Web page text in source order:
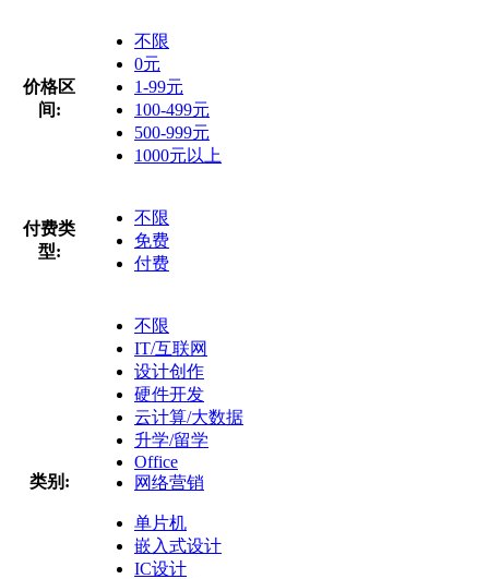
价格区
间:
不限
0元
1-99元
100-499元
500-999元
1000元以上
付费类
型:
不限
免费
付费
类别:
不限
IT/互联网
设计创作
硬件开发
云计算/大数据
升学/留学
Office
网络营销
单片机
嵌入式设计
IC设计